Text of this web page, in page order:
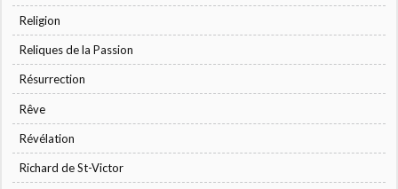
Religion
Reliques de la Passion
Résurrection
Rêve
Révélation
Richard de St-Victor